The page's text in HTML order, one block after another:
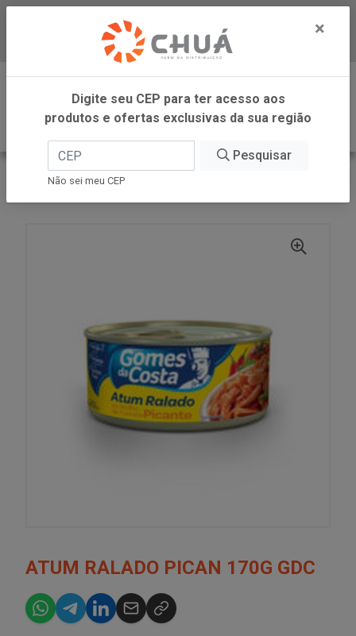
Baixe já nosso APP
0
INÍCIO
GOMES DA COSTA
ATUM RALADO PICAN 170G GDC
×
Digite seu CEP para ter acesso aos
produtos e ofertas exclusivas da sua região
Pesquisar
Não sei meu CEP